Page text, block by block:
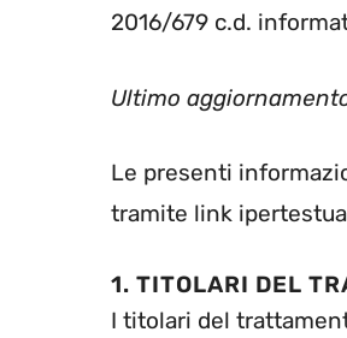
2016/679 c.d.
Ultimo
Le presenti
tramite link
1. TITOLARI DEL
I titolari del